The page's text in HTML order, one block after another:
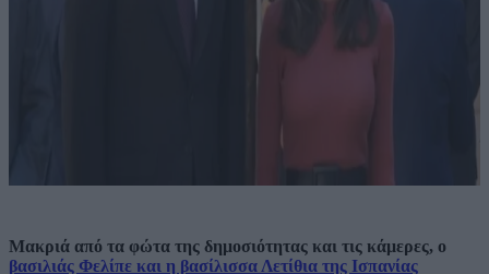
Μακριά από τα φώτα της δημοσιότητας και τις κάμερες, ο
βασιλιάς Φελίπε και η βασίλισσα Λετίθια της Ισπανίας